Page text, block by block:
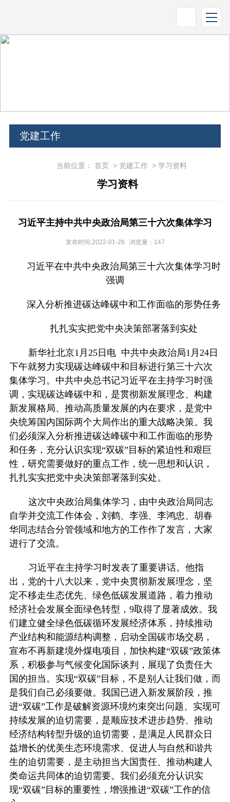
党建工作
当前位置： 首页> 党建工作> 学习资料
学习资料
习近平主持中共中央政治局第三十六次集体学习
发布时间:2022-01-28 浏览量： 147
习近平在中共中央政治局第三十六次集体学习时
强调
深入分析推进碳达峰碳中和工作面临的形势任务
扎扎实实把党中央决策部署落到实处
新华社北京1月25日电 中共中央政治局1月24日
下午就努力实现碳达峰碳中和目标进行第三十六次
集体学习。中共中央总书记习近平在主持学习时强
调，实现碳达峰碳中和，是贯彻新发展理念、构建
新发展格局、推动高质量发展的内在要求，是党中
央统筹国内国际两个大局作出的重大战略决策。我
们必须深入分析推进碳达峰碳中和工作面临的形势
和任务，充分认识实现“双碳”目标的紧迫性和艰巨
性，研究需要做好的重点工作，统一思想和认识，
扎扎实实把党中央决策部署落到实处。
这次中央政治局集体学习，由中央政治局同志
自学并交流工作体会，刘鹤、李强、李鸿忠、胡春
华同志结合分管领域和地方的工作作了发言，大家
进行了交流。
习近平在主持学习时发表了重要讲话。他指
出，党的十八大以来，党中央贯彻新发展理念，坚
定不移走生态优先、绿色低碳发展道路，着力推动
经济社会发展全面绿色转型，9取得了显著成效。我
们建立健全绿色低碳循环发展经济体系，持续推动
产业结构和能源结构调整，启动全国碳市场交易，
宣布不再新建境外煤电项目，加快构建“双碳”政策体
系，积极参与气候变化国际谈判，展现了负责任大
国的担当。实现“双碳”目标，不是别人让我们做，而
是我们自己必须要做。我国已进入新发展阶段，推
进“双碳”工作是破解资源环境约束突出问题、实现可
持续发展的迫切需要，是顺应技术进步趋势、推动
经济结构转型升级的迫切需要，是满足人民群众日
益增长的优美生态环境需求、促进人与自然和谐共
生的迫切需要，是主动担当大国责任、推动构建人
类命运共同体的迫切需要。我们必须充分认识实
现“双碳”目标的重要性，增强推进“双碳”工作的信